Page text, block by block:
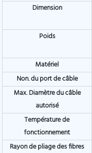
Dimension
Poids
Matériel
Non. du port de câble
Max. Diamètre du câble
autorisé
Température de
fonctionnement
Rayon de pliage des fibres